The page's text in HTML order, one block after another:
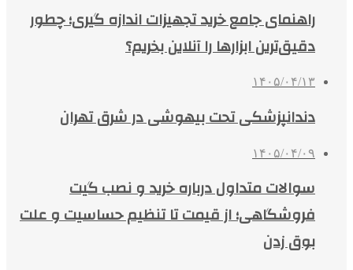
راهنمای جامع خرید تجهیزات اندازه گیری؛ چطور
دقیق‌ترین ابزارها را آنلاین بخریم؟
۱۴۰۵/۰۴/۱۳
دندانپزشکی تحت بیهوشی در شرق تهران
۱۴۰۵/۰۴/۰۹
سوالات متداول درباره خرید و نصب گیت
فروشگاهی؛ از قیمت تا تنظیم حساسیت و علت
بوق زدن